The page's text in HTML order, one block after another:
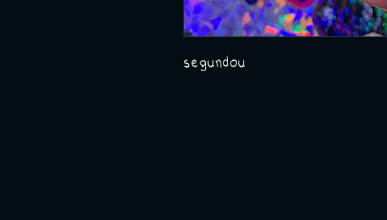
segundou